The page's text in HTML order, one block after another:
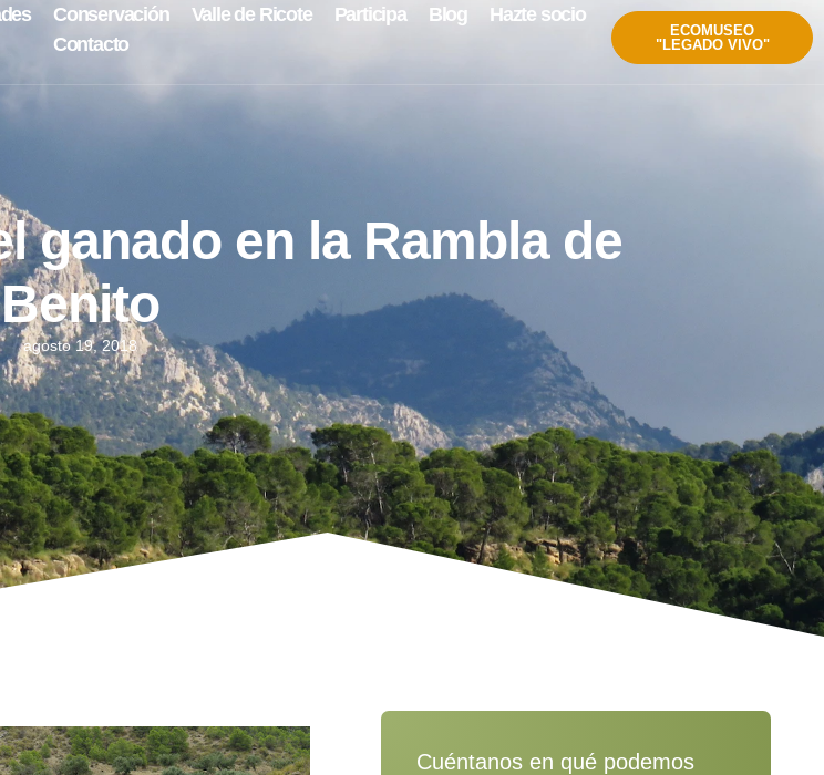
Conservación Valle de Ricote Participa Blog
Hazte socio
Contacto
ECOMUSEO
"LEGADO VIVO"
ganado en la Rambla de
Benito
agosto 19, 2018
Cuéntanos en qué podemos